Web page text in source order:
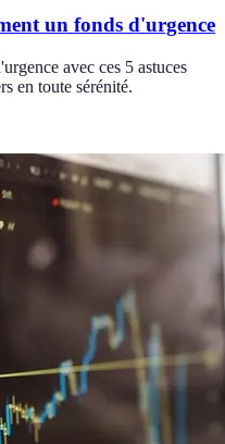
un fonds d'urgence
avec ces 5 astuces
en toute sérénité.